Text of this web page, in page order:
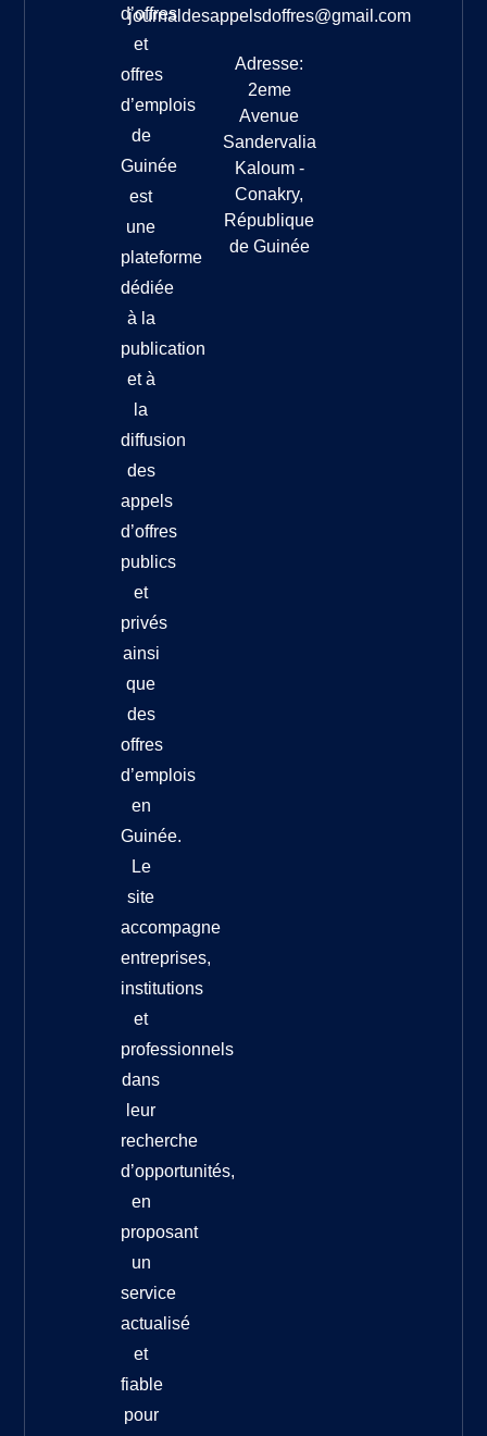
d’offres
et
offres
d’emplois
de
Guinée
est
une
plateforme
dédiée
à la
publication
et à
la
diffusion
des
appels
d’offres
publics
et
privés
ainsi
que
des
offres
d’emplois
en
Guinée.
Le
site
accompagne
entreprises,
institutions
et
professionnels
dans
leur
recherche
d’opportunités,
en
proposant
un
service
actualisé
et
fiable
pour
journaldesappelsdoffres@gmail.com
Adresse:
2eme
Avenue
Sandervalia
Kaloum -
Conakry,
République
de Guinée